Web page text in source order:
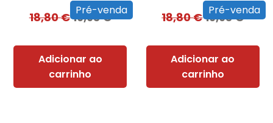
Pré-venda
18,80€16,93€
Adicionar ao
carrinho
Pré-venda
18,80€16,93€
Adicionar ao
carrinho